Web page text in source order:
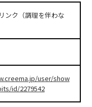
ンク（調理を伴わな
user/show
id/2279542